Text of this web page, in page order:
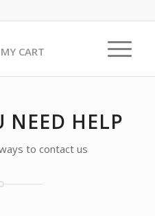
MY CART
NEED HELP
to contact us